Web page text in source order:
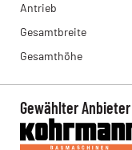
Antrieb
Gesamtbreite
Gesamthöhe
Gewählter Anbieter